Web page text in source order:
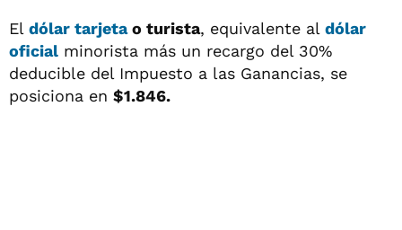
El dólar tarjetao turista, equivalente al dólar
oficial minorista más un recargo del 30%
deducible del Impuesto a las Ganancias, se
posiciona en $1.846.